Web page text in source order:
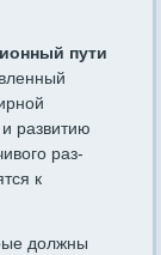
пути
развитию
раз­
к
должны